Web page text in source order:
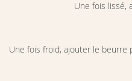
Une fois lissé,
Une fois froid, ajouter le beurre